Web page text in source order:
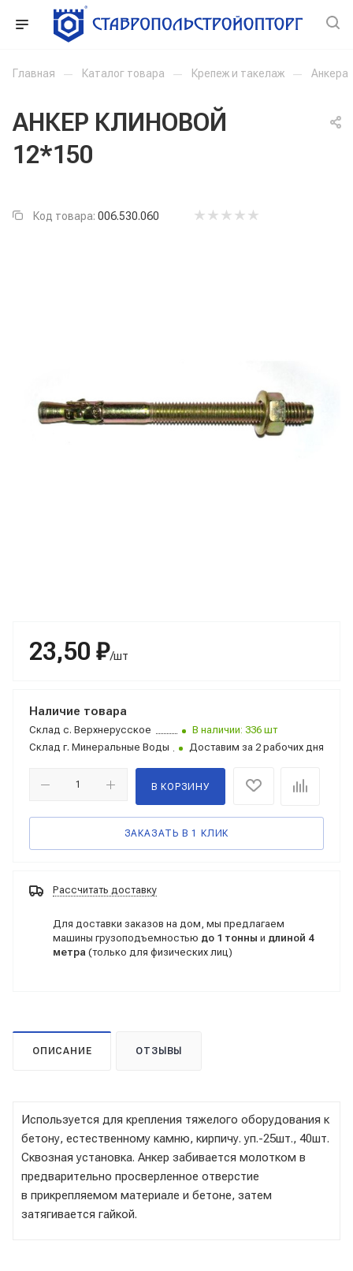
Главная — Каталог товара — Крепеж и такелаж — Анкера
АНКЕР КЛИНОВОЙ
12*150
Код товара: 006.530.060
23,50 ₽/шт
Наличие товара
Склад с. Верхнерусское
В наличии: 336 шт
Склад г. Минеральные Воды Доставим за 2 рабочих дня
В КОРЗИНУ
ЗАКАЗАТЬ В 1 КЛИК
Рассчитать доставку
Для доставки заказов на дом, мы предлагаем
машины грузоподъемностью до 1 тонны и длиной 4
метра (только для физических лиц)
ОПИСАНИЕ ОТЗЫВЫ
Используется для крепления тяжелого оборудования к
бетону, естественному камню, кирпичу. уп.-25шт., 40шт.
Сквозная установка. Анкер забивается молотком в
предварительно просверленное отверстие
в прикрепляемом материале и бетоне, затем
затягивается гайкой.